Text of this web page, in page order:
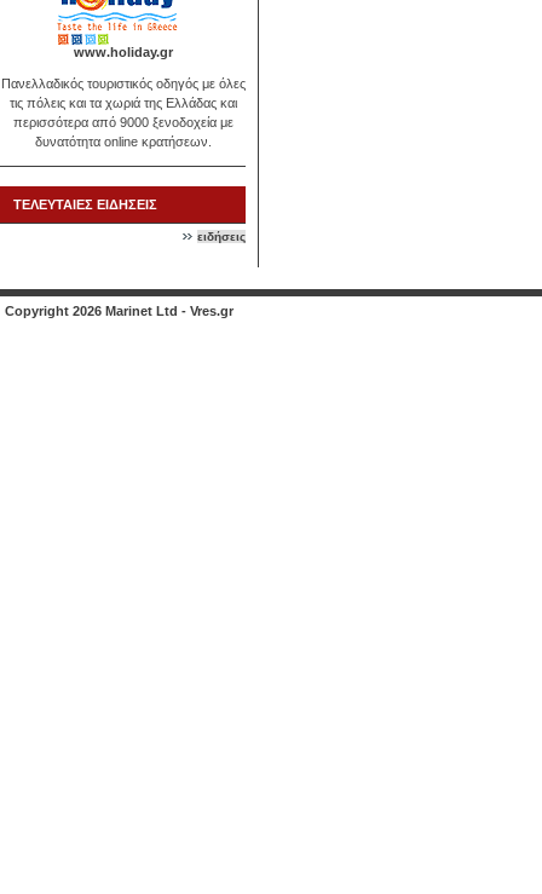
www.holiday.gr
Πανελλαδικός τουριστικός οδηγός με όλες
τις πόλεις και τα χωριά της Ελλάδας και
περισσότερα από 9000 ξενοδοχεία με
δυνατότητα online κρατήσεων.
ΤΕΛΕΥΤΑΙΕΣ ΕΙΔΗΣΕΙΣ
ειδήσεις
Copyright 2026 Marinet Ltd - Vres.gr